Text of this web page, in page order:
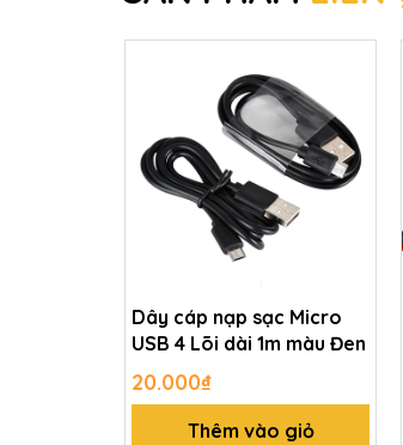
Dây cáp nạp sạc Micro
USB 4 Lõi dài 1m màu Đen
20.000₫
Thêm vào giỏ